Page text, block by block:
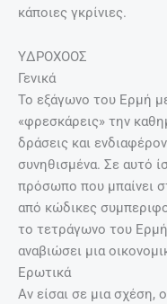
κάποιες γκρίνιες.
YΔΡΟΧΟΟΣ
Γενικά
Το εξάγωνο του Ερμή
«φρεσκάρεις» την
δράσεις και
συνηθισμένα. Σε αυτό
πρόσωπο που μπαίνει
από κώδικες
το τετράγωνο του
αναβιώσει μια
Ερωτικά
Αν είσαι σε μια σχέση,